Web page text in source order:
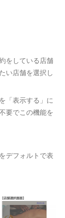
をしている店舗
い店舗を選択し
「表示する」に
要でこの機能を
デフォルトで表